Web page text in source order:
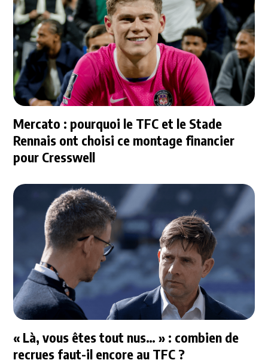
Mercato : pourquoi le TFC et le Stade
Rennais ont choisi ce montage financier
pour Cresswell
« Là, vous êtes tout nus… » : combien de
recrues faut-il encore au TFC ?